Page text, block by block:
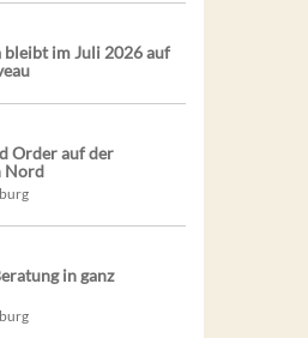
bleibt im Juli 2026 auf
Order auf der
Nord
in ganz